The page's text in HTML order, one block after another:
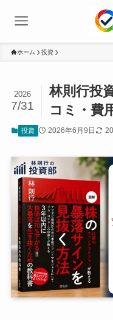
ホーム 投資
林則行投
コミ・費
2026
7/31
投資 2026年6月9日